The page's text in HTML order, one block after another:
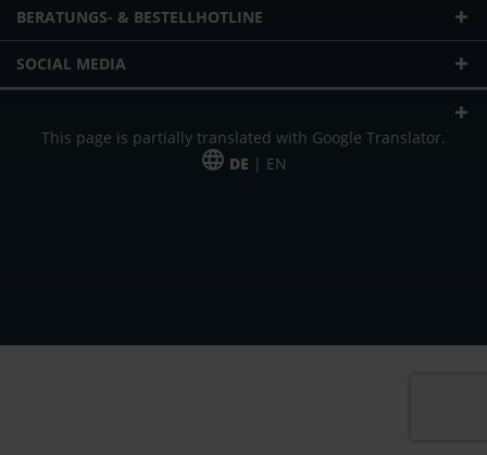
BERATUNGS- & BESTELLHOTLINE
SOCIAL MEDIA
This page is partially translated with Google Translator.
DE | EN